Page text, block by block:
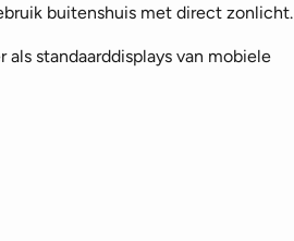
buitenshuis met direct zonlicht.
standaarddisplays van mobiele